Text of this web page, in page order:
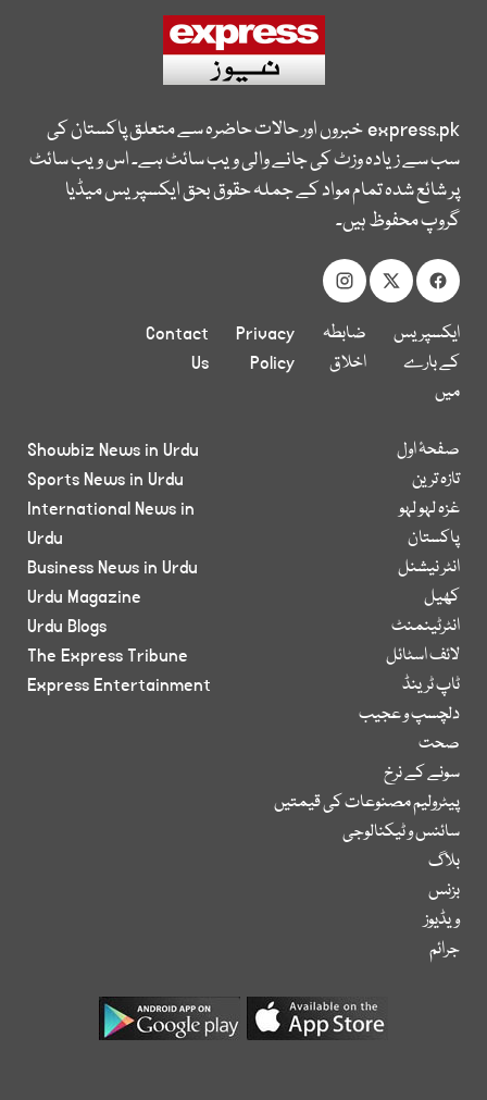
express.pkخبروں اور حالات حاضرہ سے متعلق پاکستان کی
سب سے زیادہ وزٹ کی جانے والی ویب سائٹ ہے۔ اس ویب سائٹ
پر شائع شدہ تمام مواد کے جملہ حقوق بحق ایکسپریس میڈیا
گروپ محفوظ ہیں۔
ایکسپریس
کے بارے
میں
ضابطہ
اخلاق
Privacy
Policy
Contact
Us
صفحۂ اول
تازہ ترین
غزہ لہو لہو
پاکستان
انٹر نیشنل
کھیل
انٹرٹینمنٹ
لائف اسٹائل
ٹاپ ٹرینڈ
دلچسپ و عجیب
صحت
سونے کے نرخ
پیٹرولیم مصنوعات کی قیمتیں
سائنس و ٹیکنالوجی
بلاگ
بزنس
ویڈیوز
جرائم
Showbiz News in Urdu
Sports News in Urdu
International News in
Urdu
Business News in Urdu
Urdu Magazine
Urdu Blogs
The Express Tribune
Express Entertainment